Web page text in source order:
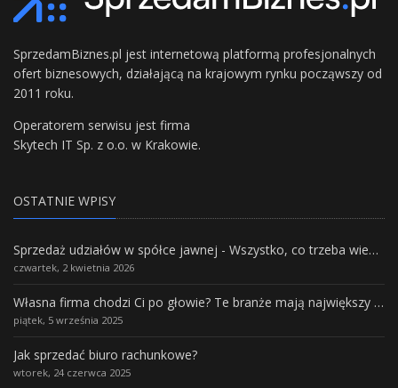
SprzedamBiznes.pl jest internetową platformą profesjonalnych
ofert biznesowych, działającą na krajowym rynku począwszy od
2011 roku.
Operatorem serwisu jest firma
Skytech IT Sp. z o.o. w Krakowie.
OSTATNIE WPISY
Sprzedaż udziałów w spółce jawnej - Wszystko, co trzeba wiedzieć.
czwartek, 2 kwietnia 2026
Własna firma chodzi Ci po głowie? Te branże mają największy potencjał rozwoju
piątek, 5 września 2025
Jak sprzedać biuro rachunkowe?
wtorek, 24 czerwca 2025